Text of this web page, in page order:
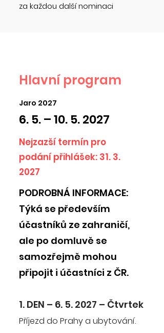
za každou další nominaci
Hlavní program
Jaro 2027
6. 5. –10. 5. 2027
Nejzazší termín pro
podání přihlášek: 31. 3.
2027
PODROBNÁ INFORMACE:
Týká se především
účastníků ze zahraničí,
ale po domluvě se
samozřejmě mohou
připojit i účastníci z ČR.
1. DEN – 6. 5. 2027 – Čtvrtek
Příjezd do Prahy a ubytování.